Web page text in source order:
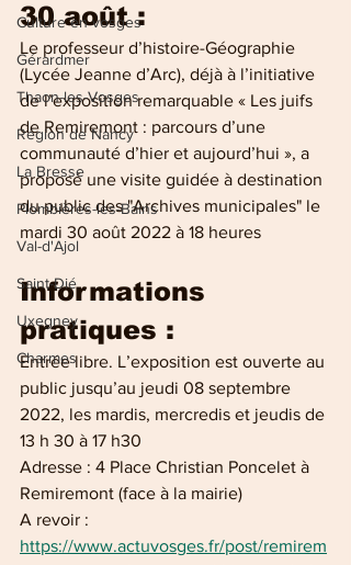
Culture en vosges
Gérardmer
Thaon-les-Vosges
Région de Nancy
La Bresse
Plombières-les-Bains
Val-d'Ajol
Saint-Dié
Uxegney
Charmes
30 août :
Le professeur d’histoire-Géographie
(Lycée Jeanne d’Arc), déjà à l’initiative
de l’exposition remarquable « Les juifs
de Remiremont : parcours d’une
communauté d’hier et aujourd’hui », a
proposé une visite guidée à destination
du public des "Archives municipales" le
mardi 30 août 2022 à 18 heures
Informations
pratiques :
Entrée libre. L’exposition est ouverte au
public jusqu’au jeudi 08 septembre
2022, les mardis, mercredis et jeudis de
13 h 30 à 17 h30
Adresse : 4 Place Christian Poncelet à
Remiremont (face à la mairie)
A revoir :
https://www.actuvosges.fr/post/remirem